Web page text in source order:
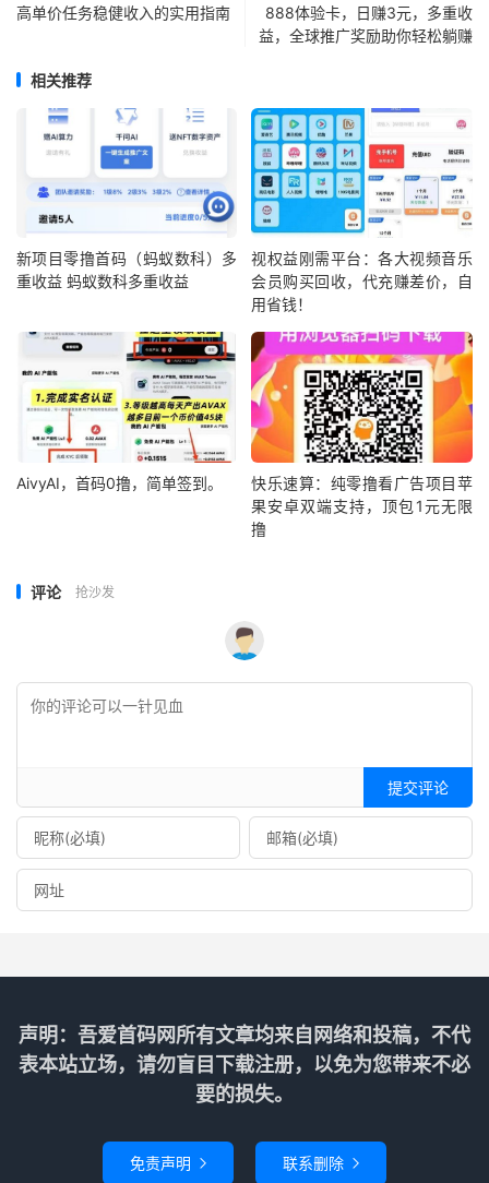
高单价任务稳健收入的实用指南
888体验卡，日赚3元，多重收
益，全球推广奖励助你轻松躺赚
相关推荐
新项目零撸首码（蚂蚁数科）多
重收益 蚂蚁数科多重收益
视权益刚需平台：各大视频音乐
会员购买回收，代充赚差价，自
用省钱！
AivyAI，首码0撸，简单签到。
快乐速算：纯零撸看广告项目苹
果安卓双端支持，顶包1元无限
撸
评论 抢沙发
提交评论
声明：吾爱首码网所有文章均来自网络和投稿，不代
表本站立场，请勿盲目下载注册，以免为您带来不必
要的损失。
免责声明  联系删除 